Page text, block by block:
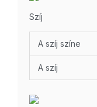
Szíj
A szíj színe
A szíj